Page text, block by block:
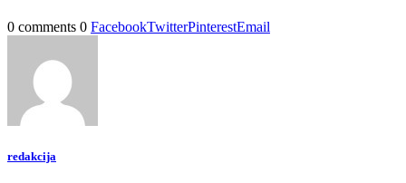
0 comments 0 FacebookTwitterPinterestEmail
redakcija